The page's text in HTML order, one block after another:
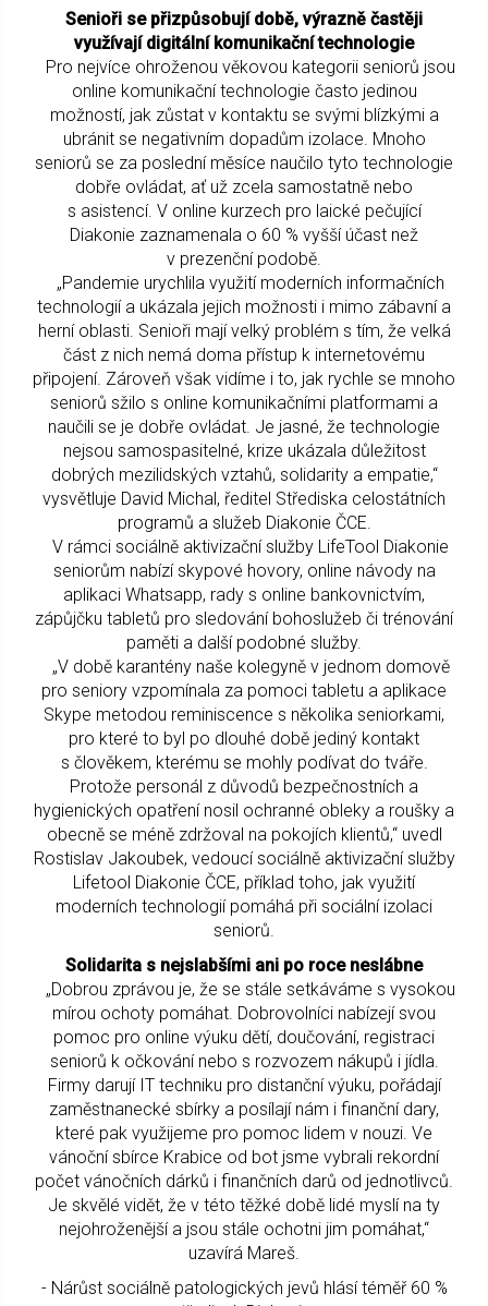
Senioři se přizpůsobují době, výrazně častěji
využívají digitální komunikační technologie
Pro nejvíce ohroženou věkovou kategorii seniorů jsou
online komunikační technologie často jedinou
možností, jak zůstat v kontaktu se svými blízkými a
ubránit se negativním dopadům izolace. Mnoho
seniorů se za poslední měsíce naučilo tyto technologie
dobře ovládat, ať už zcela samostatně nebo
s asistencí. V online kurzech pro laické pečující
Diakonie zaznamenala o 60 % vyšší účast než
v prezenční podobě.
„Pandemie urychlila využití moderních informačních
technologií a ukázala jejich možnosti i mimo zábavní a
herní oblasti. Senioři mají velký problém s tím, že velká
část z nich nemá doma přístup k internetovému
připojení. Zároveň však vidíme i to, jak rychle se mnoho
seniorů sžilo s online komunikačními platformami a
naučili se je dobře ovládat. Je jasné, že technologie
nejsou samospasitelné, krize ukázala důležitost
dobrých mezilidských vztahů, solidarity a empatie,“
vysvětluje David Michal, ředitel Střediska celostátních
programů a služeb Diakonie ČCE.
V rámci sociálně aktivizační služby LifeTool Diakonie
seniorům nabízí skypové hovory, online návody na
aplikaci Whatsapp, rady s online bankovnictvím,
zápůjčku tabletů pro sledování bohoslužeb či trénování
paměti a další podobné služby.
„V době karantény naše kolegyně v jednom domově
pro seniory vzpomínala za pomoci tabletu a aplikace
Skype metodou reminiscence s několika seniorkami,
pro které to byl po dlouhé době jediný kontakt
s člověkem, kterému se mohly podívat do tváře.
Protože personál z důvodů bezpečnostních a
hygienických opatření nosil ochranné obleky a roušky a
obecně se méně zdržoval na pokojích klientů,“ uvedl
Rostislav Jakoubek, vedoucí sociálně aktivizační služby
Lifetool Diakonie ČCE, příklad toho, jak využití
moderních technologií pomáhá při sociální izolaci
seniorů.
Solidarita s nejslabšími ani po roce neslábne
„Dobrou zprávou je, že se stále setkáváme s vysokou
mírou ochoty pomáhat. Dobrovolníci nabízejí svou
pomoc pro online výuku dětí, doučování, registraci
seniorů k očkování nebo s rozvozem nákupů i jídla.
Firmy darují IT techniku pro distanční výuku, pořádají
zaměstnanecké sbírky a posílají nám i finanční dary,
které pak využijeme pro pomoc lidem v nouzi. Ve
vánoční sbírce Krabice od bot jsme vybrali rekordní
počet vánočních dárků i finančních darů od jednotlivců.
Je skvělé vidět, že v této těžké době lidé myslí na ty
nejohroženější a jsou stále ochotni jim pomáhat,“
uzavírá Mareš.
- Nárůst sociálně patologických jevů hlásí téměř 60 %